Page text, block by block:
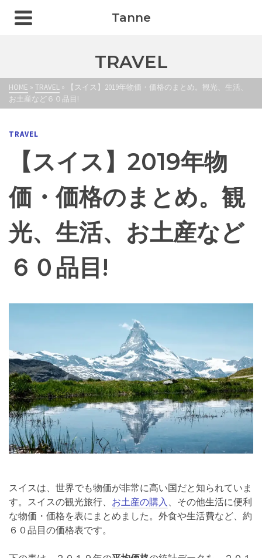
Tanne
TRAVEL
HOME » TRAVEL »
【スイス】2019年物価・価格のまとめ。観光、生活、
お土産など６０品目!
TRAVEL
【スイス】2019年物
価・価格のまとめ。観
光、生活、お土産など
６０品目!
スイスは、世界でも物価が非常に高い国だと知られていま
す。スイスの観光旅行、 お土産の購入 、その他生活に便利
な物価・価格を表にまとめました。外食や生活費など、約
６０品目の価格表です。